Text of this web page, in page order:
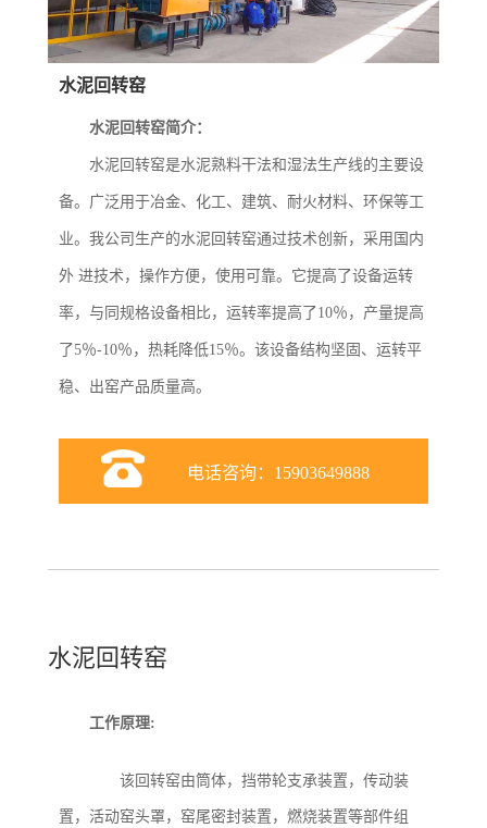
水泥回转窑
水泥回转窑简介：
水泥回转窑是水泥熟料干法和湿法生产线的主要设
备。广泛用于冶金、化工、建筑、耐火材料、环保等工
业。我公司生产的水泥回转窑通过技术创新，采用国内
外 进技术，操作方便，使用可靠。它提高了设备运转
率，与同规格设备相比，运转率提高了10％，产量提高
了5％-10％，热耗降低15％。该设备结构坚固、运转平
稳、出窑产品质量高。
电话咨询：15903649888
水泥回转窑
工作原理:
该回转窑由筒体，挡带轮支承装置，传动装
置，活动窑头罩，窑尾密封装置，燃烧装置等部件组